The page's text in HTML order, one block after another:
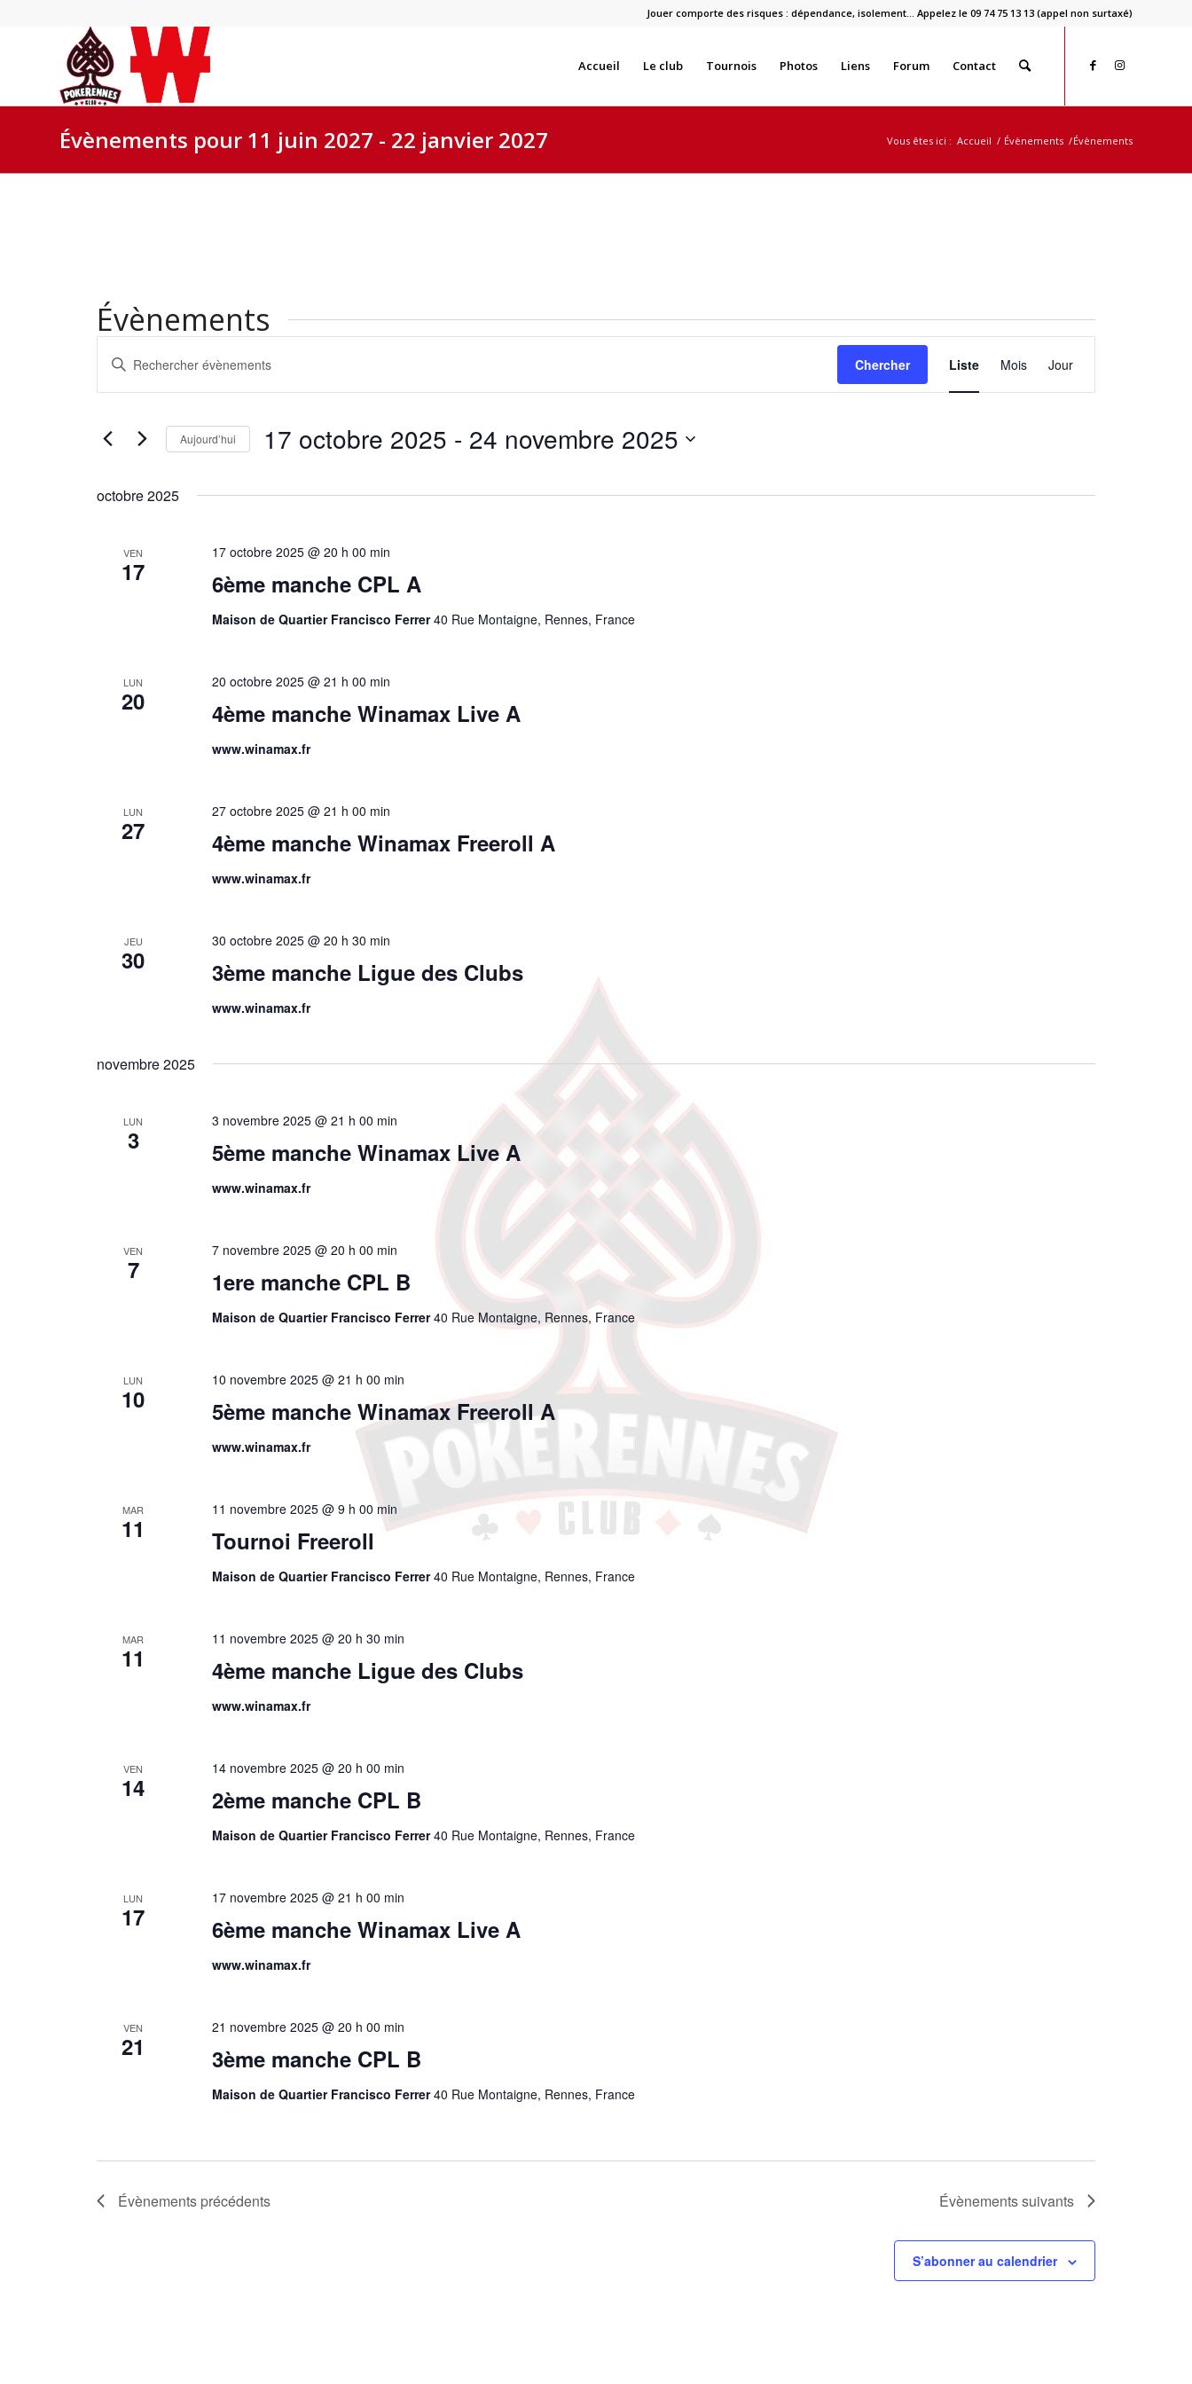
Jouer comporte des risques : dépendance, isolement… Appelez le 09 74 75 13 13 (appel non surtaxé)
Accueil Le club Tournois Photos Liens Forum Contact
Évènements pour 11 juin 2027 - 22 janvier 2027 Vous êtes ici : Accueil / Évènements /Évènements
Évènements
et
Évènements
Saisir
clé.
Évènements
par
Chercher
de
Liste Mois Jour
Aujourd’hui 17 octobre 2025 - 24 novembre 2025
octobre 2025
VEN
17 6ème manche CPL A
17 octobre 2025 @ 20 h 00 min
Maison de Quartier Francisco Ferrer40 Rue Montaigne, Rennes, France
LUN
20 4ème manche Winamax Live A
20 octobre 2025 @ 21 h 00 min
www.winamax.fr
LUN
27 4ème manche Winamax Freeroll A
27 octobre 2025 @ 21 h 00 min
www.winamax.fr
JEU
30 3ème manche Ligue des Clubs
30 octobre 2025 @ 20 h 30 min
www.winamax.fr
novembre 2025
LUN
3 5ème manche Winamax Live A
3 novembre 2025 @ 21 h 00 min
www.winamax.fr
VEN
7 1ere manche CPL B
7 novembre 2025 @ 20 h 00 min
Maison de Quartier Francisco Ferrer40 Rue Montaigne, Rennes, France
LUN
10 5ème manche Winamax Freeroll A
10 novembre 2025 @ 21 h 00 min
www.winamax.fr
MAR
11 Tournoi Freeroll
11 novembre 2025 @ 9 h 00 min
Maison de Quartier Francisco Ferrer40 Rue Montaigne, Rennes, France
MAR
11 4ème manche Ligue des Clubs
11 novembre 2025 @ 20 h 30 min
www.winamax.fr
VEN
14 2ème manche CPL B
14 novembre 2025 @ 20 h 00 min
Maison de Quartier Francisco Ferrer40 Rue Montaigne, Rennes, France
LUN
17 6ème manche Winamax Live A
17 novembre 2025 @ 21 h 00 min
www.winamax.fr
VEN
21 3ème manche CPL B
21 novembre 2025 @ 20 h 00 min
Maison de Quartier Francisco Ferrer40 Rue Montaigne, Rennes, France
Évènements précédents Évènementssuivants
S’abonner au calendrier